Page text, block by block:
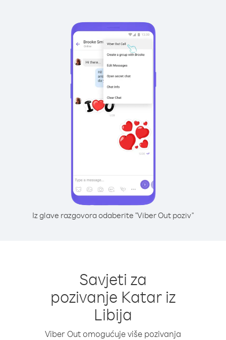
Iz glave razgovora odaberite "Viber Out poziv"
Savjeti za
pozivanje Katar iz
Libija
Viber Out omogućuje više pozivanja